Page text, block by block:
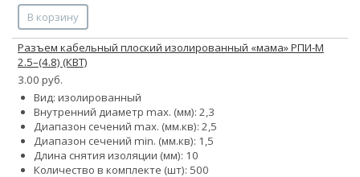
В корзину
Разъем кабельный плоский изолированный «мама» РПИ-М
2.5–(4.8) (КВТ)
3.00 руб.
Вид: изолированный
Внутренний диаметр max. (мм): 2,3
Диапазон сечений max. (мм.кв): 2,5
Диапазон сечений min. (мм.кв): 1,5
Длина снятия изоляции (мм): 10
Количество в комплекте (шт): 500